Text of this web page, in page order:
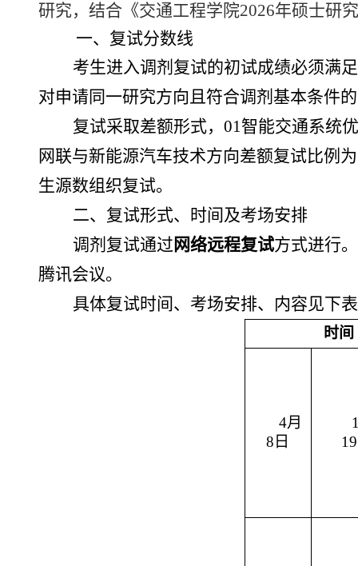
研究，结合《交通工程学院2026年硕士研
一、复试分数线
考生进入调剂 复试的初试成绩必须满
对申请同一研究方向且符合调剂基本条件
复试采取差额形式， 01智能交通系统
网联与新能源汽车技术方向差额复试比例 为
生源数组织复试。
二、复试形式、时间及考场安排
调剂复试通过 网络远程复试方式进行
腾讯会议。
具体复试时间、 考场安排、内容见下
时间
4月
8 日
1